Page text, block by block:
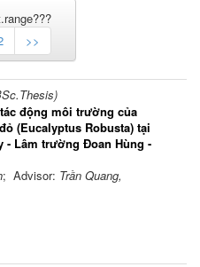
>>
động môi trường của
(Eucalyptus Robusta) tại
- Lâm trường Đoan Hùng -
; Advisor: Trần Quang,